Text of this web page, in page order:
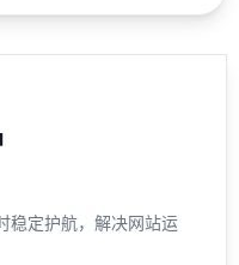
稳定护航，解决网站运